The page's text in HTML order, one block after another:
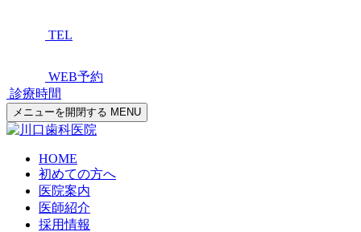
TEL
WEB予約
診療時間
メニューを開閉する MENU
HOME
初めての方へ
医院案内
医師紹介
採用情報